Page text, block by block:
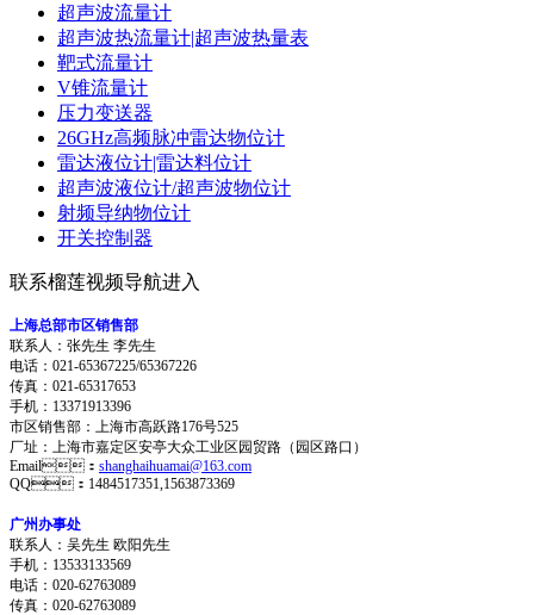
超声波流量计
超声波热流量计|超声波热量表
靶式流量计
V锥流量计
压力变送器
26GHz高频脉冲雷达物位计
雷达液位计|雷达料位计
超声波液位计/超声波物位计
射频导纳物位计
开关控制器
联系榴莲视频导航进入
上海总部市区销售部
联系人：张先生 李先生
电话：021-65367225/65367226
传真：021-65317653
手机：13371913396
市区销售部：上海市高跃路176号525
厂址：上海市嘉定区安亭大众工业区园贸路（园区路口）
Email： shanghaihuamai@163.com
QQ：1484517351,1563873369
广州办事处
联系人：吴先生 欧阳先生
手机：13533133569
电话：020-62763089
传真：020-62763089